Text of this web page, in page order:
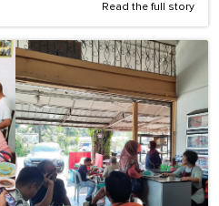
Read the full story